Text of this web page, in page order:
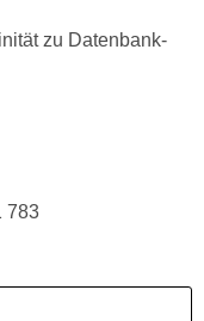
zu Datenbank-
783